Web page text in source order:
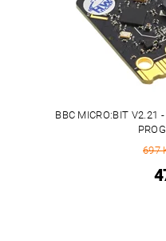
BBC MICRO:BIT V2.21
697